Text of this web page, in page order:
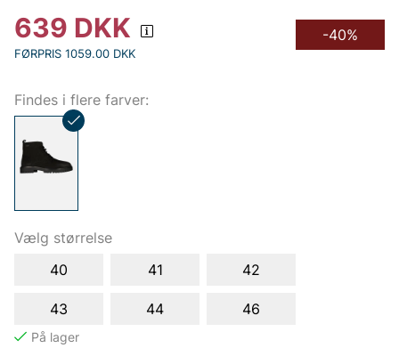
639 DKK
FØRPRIS 1059.00 DKK
-40%
Findes i flere farver:
Vælg størrelse
40
41 42
43 44 46